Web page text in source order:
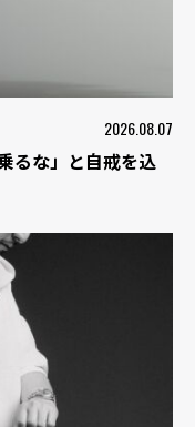
2026.08.07
るな」と自戒を込